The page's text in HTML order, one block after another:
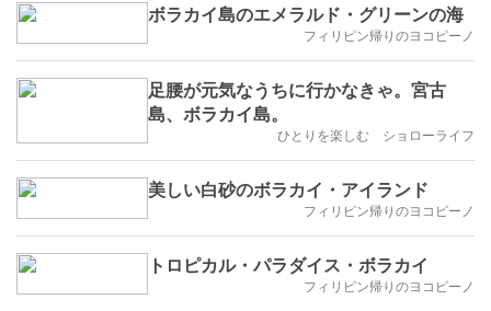
ボラカイ島のエメラルド・グリーンの海
フィリピン帰りのヨコピーノ
足腰が元気なうちに行かなきゃ。宮古
島、ボラカイ島。
ひとりを楽しむ ショローライフ
美しい白砂のボラカイ・アイランド
フィリピン帰りのヨコピーノ
トロピカル・パラダイス・ボラカイ
フィリピン帰りのヨコピーノ